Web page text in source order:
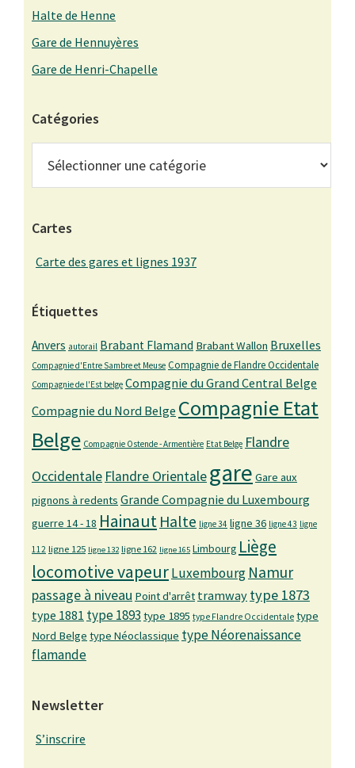
Halte de Henne
Gare de Hennuyères
Gare de Henri-Chapelle
Catégories
Cartes
Carte des gares et lignes 1937
Étiquettes
Anvers autorail Brabant Flamand Brabant Wallon Bruxelles
Compagnie d'Entre Sambre et Meuse Compagnie de Flandre Occidentale
Compagnie de l'Est belge Compagnie du Grand Central Belge
Compagnie du Nord Belge Compagnie Etat
Belge Compagnie Ostende - Armentière Etat Belge Flandre
Occidentale Flandre Orientalegare Gare aux
pignons à redents Grande Compagnie du Luxembourg
guerre 14 - 18 Hainaut Halte ligne 34 ligne 36 ligne 43 ligne
112 ligne 125 ligne 132 ligne 162 ligne 165 Limbourg Liège
locomotive vapeurLuxembourg Namur
passage à niveau Point d'arrêt tramway type 1873
type 1881 type 1893 type 1895 type Flandre Occidentale type
Nord Belge type Néoclassique type Néorenaissance
flamande
Newsletter
S’inscrire